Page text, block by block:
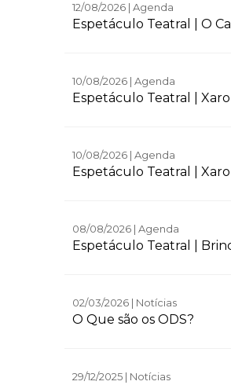
12/08/2026 | Agenda
Espetáculo Teatral | O
10/08/2026 | Agenda
Espetáculo Teatral |
10/08/2026 | Agenda
Espetáculo Teatral |
08/08/2026 | Agenda
Espetáculo Teatral |
02/03/2026 | Notícias
O Que são os ODS?
29/12/2025 | Notícias